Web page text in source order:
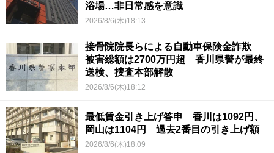
浴場…非日常感を意識
2026/8/6(木)18:13
接骨院院長らによる自動車保険金詐欺
被害総額は2700万円超 香川県警が最終
送検、捜査本部解散
2026/8/6(木)18:12
最低賃金引き上げ答申 香川は1092円、
岡山は1104円 過去2番目の引き上げ額
2026/8/6(木)18:09